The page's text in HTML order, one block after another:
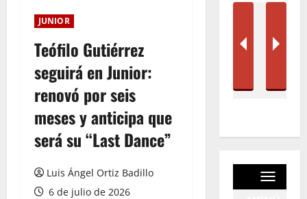
JUNIOR
Teófilo Gutiérrez
seguirá en Junior:
renovó por seis
meses y anticipa que
será su “Last Dance”
Luis Ángel Ortiz Badillo
6 de julio de 2026